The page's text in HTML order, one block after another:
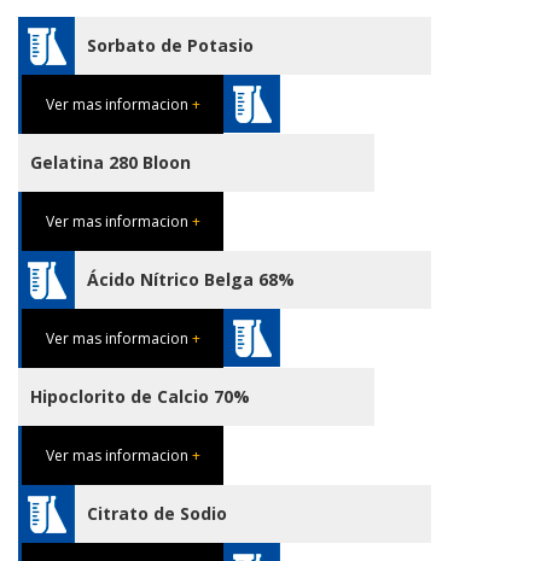
Sorbato de Potasio
Ver mas informacion +
Gelatina 280 Bloon
Ver mas informacion +
Ácido Nítrico Belga 68%
Ver mas informacion +
Hipoclorito de Calcio 70%
Ver mas informacion +
Citrato de Sodio